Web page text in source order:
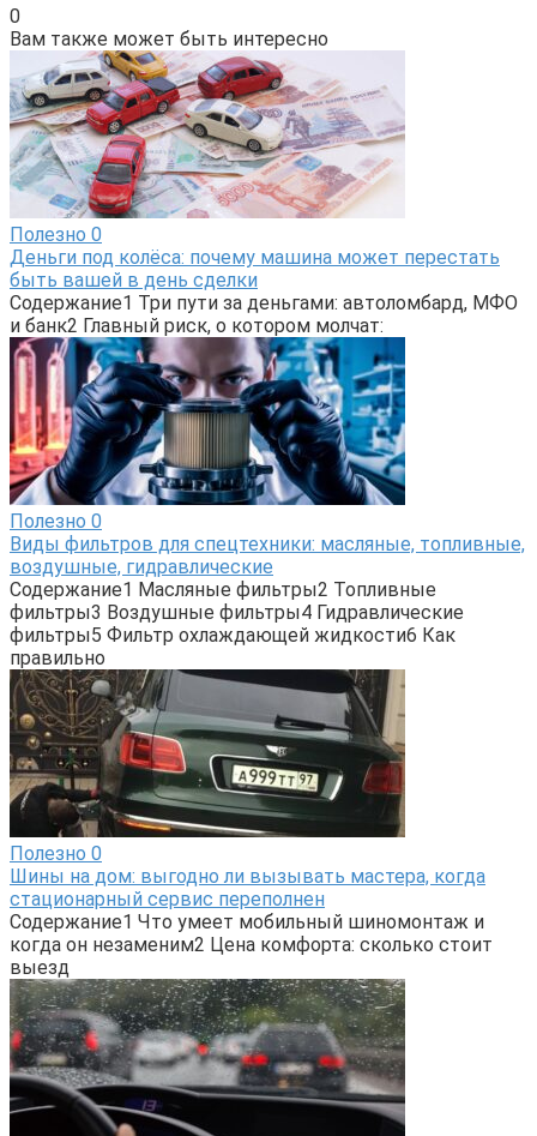
0
Вам также может быть интересно
Полезно 0
Деньги под колёса: почему машина может перестать
быть вашей в день сделки
Содержание1 Три пути за деньгами: автоломбард, МФО
и банк2 Главный риск, о котором молчат:
Полезно 0
Виды фильтров для спецтехники: масляные, топливные,
воздушные, гидравлические
Содержание1 Масляные фильтры2 Топливные
фильтры3 Воздушные фильтры4 Гидравлические
фильтры5 Фильтр охлаждающей жидкости6 Как
правильно
Полезно 0
Шины на дом: выгодно ли вызывать мастера, когда
стационарный сервис переполнен
Содержание1 Что умеет мобильный шиномонтаж и
когда он незаменим2 Цена комфорта: сколько стоит
выезд